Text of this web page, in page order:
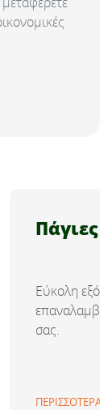
Πάγιες
Εύκολη
σας.
ΠΕΡΙΣΣΟΤΕΡΑ